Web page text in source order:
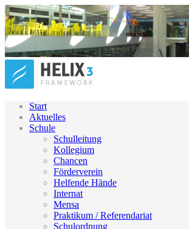
Start
Aktuelles
Schule
Schulleitung
Kollegium
Chancen
Förderverein
Helfende Hände
Internat
Mensa
Praktikum / Referendariat
Schulordnung